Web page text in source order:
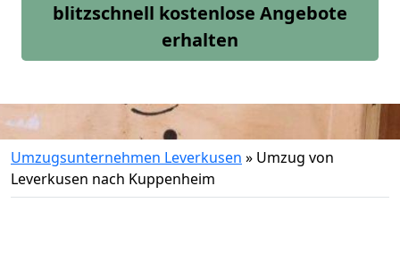
blitzschnell kostenlose Angebote
erhalten
Umzugsunternehmen Leverkusen » Umzug von
Leverkusen nach Kuppenheim